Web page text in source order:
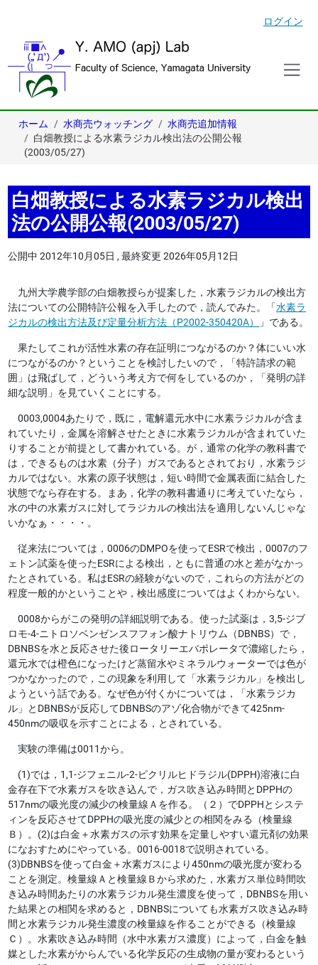
ログイン
ホーム 水商売ウォッチング
水商売追加情報
白畑教授による水素ラジカル検出法の公開公報
(2003/05/27)
白畑教授による水素ラジカル検出
法の公開公報(2003/05/27)
公開中 2012年10月05日 ,最終変更 2026年05月12日
九州大学農学部の白畑教授らが提案した，水素ラジカルの検出方
法についての公開特許公報を入手したので，読んでみた。「水素ラ
ジカルの検出方法及び定量分析方法（P2002-350420A）
」である。
果たしてこれが活性水素の存在証明につながるのか？体にいい水
につながるのか？ということを検討したいので，「特許請求の範
囲」は飛ばして，どういう考え方で何をしているのか，「発明の詳
細な説明」を見ていくことにする。
0003,0004あたりで，既に，電解還元水中に水素ラジカルが含ま
れていたり，金属を溶解させたときに水素ラジカルが含まれていた
りすることが前提として書かれている。が，通常の化学の教科書で
は，できるものは水素（分子）ガスであるとされており，水素ラジ
カルではない。水素の原子状態は，短い時間で金属表面に結合した
状態でなら存在する。まあ，化学の教科書通りに考えていたなら，
水の中の水素ガスに対してラジカルの検出法を適用しないんじゃな
いかなぁ・・・・。
従来法については，0006のDMPOを使ってESRで検出，0007のフ
ェトン試薬を使ったESRによる検出，ともに普通の水と差がなかっ
たとされている。私はESRの経験がないので，これらの方法がどの
程度一般的かということや，検出感度についてはよくわからない。
0008からがこの発明の詳細説明である。使った試薬は，3,5-ジブ
ロモ-4-ニトロソベンゼンスフフォン酸ナトリウム（DBNBS）で，
DBNBSを水と反応させた後ロータリーエバポレータで濃縮したら，
還元水では橙色になったけど蒸留水やミネラルウォーターでは色が
つかなかったので，この現象を利用して「水素ラジカル」を検出し
ようという話である。なぜ色が付くかについては，「水素ラジカ
ル」とDBNBSが反応してDBNBSのアゾ化合物ができて425nm-
450nmの吸収を示すことによる，とされている。
実験の準備は0011から。
(1)では，1,1-ジフェニル-2-ピクリルヒドラジル(DPPH)溶液に白
金存在下で水素ガスを吹き込んで，ガス吹き込み時間とDPPHの
517nmの吸光度の減少の検量線Ａを作る。（２）でDPPHとシステ
ィンを反応させてDPPHの吸光度の減少との相関をみる（検量線
Ｂ）。 (2)は白金＋水素ガスの示す効果を定量しやすい還元剤の効果
になおすためにやっている。0016-0018で説明されている。
(3)DBNBSを使って白金＋水素ガスにより450nmの吸光度が変わる
ことを測定。検量線Ａと検量線Ｂから求めた，水素ガス単位時間吹
き込み時間あたりの水素ラジカル発生濃度を使って，DBNBSを用い
た結果との相関を求めると，DBNBSについても水素ガス吹き込み時
間と水素ラジカル発生濃度の検量線を作ることができる（検量線
Ｃ）。水素吹き込み時間（水中水素ガス濃度）によって，白金を触
媒とした水素がからんでいる化学反応の生成物の量が変わるという